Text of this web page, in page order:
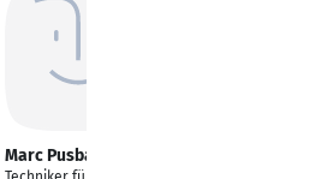
Marc Pusbatzkis